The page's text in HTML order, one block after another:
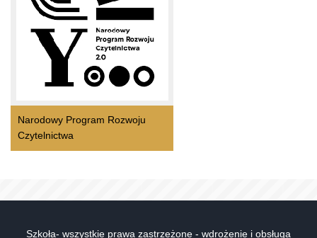
Narodowy Program Rozwoju
Czytelnictwa
Szkoła- wszystkie prawa zastrzeżone - wdrożenie i obsługa